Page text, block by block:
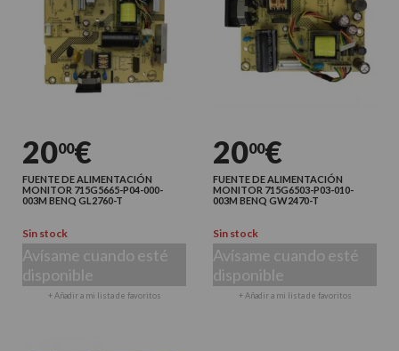
2000€
FUENTE DE ALIMENTACIÓN
MONITOR 715G5665-P04-000-
003M BENQ GL2760-T
Sin stock
Avísame cuando esté
disponible
+ Añadir a mi lista de favoritos
2000€
FUENTE DE ALIMENTACIÓN
MONITOR 715G6503-P03-010-
003M BENQ GW2470-T
Sin stock
Avísame cuando esté
disponible
+ Añadir a mi lista de favoritos